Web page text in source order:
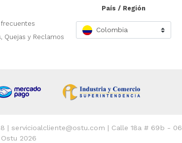
frecuentes
Quejas y Reclamos
País / Región
Colombia
| servicioalcliente@ostu.com | Calle 18a # 69b - 06
2026